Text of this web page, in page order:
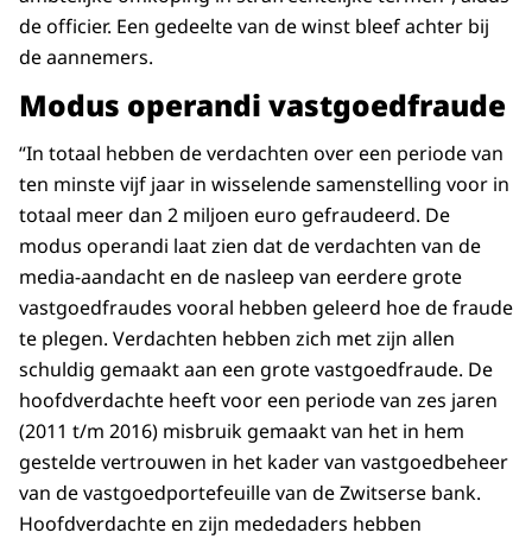
de officier. Een gedeelte van de winst bleef achter bij
de aannemers.
Modus operandi vastgoedfraude
“In totaal hebben de verdachten over een periode van
ten minste vijf jaar in wisselende samenstelling voor in
totaal meer dan 2 miljoen euro gefraudeerd. De
modus operandi laat zien dat de verdachten van de
media-aandacht en de nasleep van eerdere grote
vastgoedfraudes vooral hebben geleerd hoe de fraude
te plegen. Verdachten hebben zich met zijn allen
schuldig gemaakt aan een grote vastgoedfraude. De
hoofdverdachte heeft voor een periode van zes jaren
(2011 t/m 2016) misbruik gemaakt van het in hem
gestelde vertrouwen in het kader van vastgoedbeheer
van de vastgoedportefeuille van de Zwitserse bank.
Hoofdverdachte en zijn mededaders hebben